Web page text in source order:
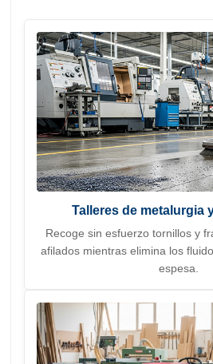
Talleres de metalurgia
Recoge sin esfuerzo tornillos y
afilados mientras elimina los
espesa.